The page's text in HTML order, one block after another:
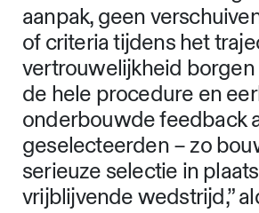
aanpak, geen
of criteria tijdens het
vertrouwelijkheid
de hele procedure en
onderbouwde feedback
geselecteerden – zo
serieuze selectie in
vrijblijvende wedstrijd,”